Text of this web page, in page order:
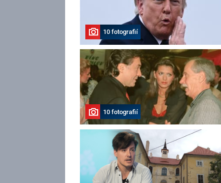
10 fotografií
10 fotografií